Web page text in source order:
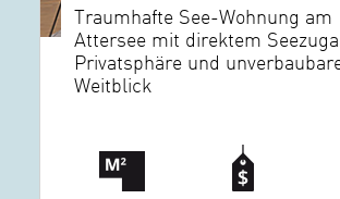
Traumhafte See-Wohnung am
Attersee mit direktem
Privatsphäre und
Weitblick